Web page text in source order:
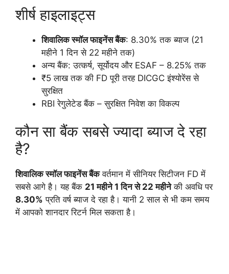
शीर्ष हाइलाइट्स
शिवालिक स्मॉल फाइनेंस बैंक: 8.30% तक ब्याज (21
महीने 1 दिन से 22 महीने तक)
अन्य बैंक: उत्कर्ष, सूर्योदय और ESAF – 8.25% तक
₹5 लाख तक की FD पूरी तरह DICGC इंश्योरेंस से
सुरक्षित
RBI रेगुलेटेड बैंक – सुरक्षित निवेश का विकल्प
कौन सा बैंक सबसे ज्यादा ब्याज दे रहा
है?
शिवालिक स्मॉल फाइनेंस बैंकवर्तमान में सीनियर सिटीजन FD में
सबसे आगे है। यह बैंक 21 महीने 1 दिन से 22 महीनेकी अवधि पर
8.30% प्रति वर्ष ब्याज दे रहा है। यानी 2 साल से भी कम समय
में आपको शानदार रिटर्न मिल सकता है।